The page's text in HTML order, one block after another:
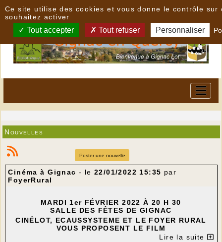
Nouvelles
Poster une nouvelle
Cinéma à Gignac - le 22/01/2022 15:35 par
FoyerRural
MARDI 1er FÉVRIER 2022 À 20 H 30
SALLE DES FÊTES DE GIGNAC
CINÉLOT, ECAUSSYSTEME ET LE FOYER RURAL
VOUS PROPOSENT LE FILM
"APRÈS DEMAIN" de CYRIL DIONLire la suite
Ce site utilise des cookies et vous donne le contrôle sur
souhaitez activer
Tout accepter Tout refuser Personnaliser